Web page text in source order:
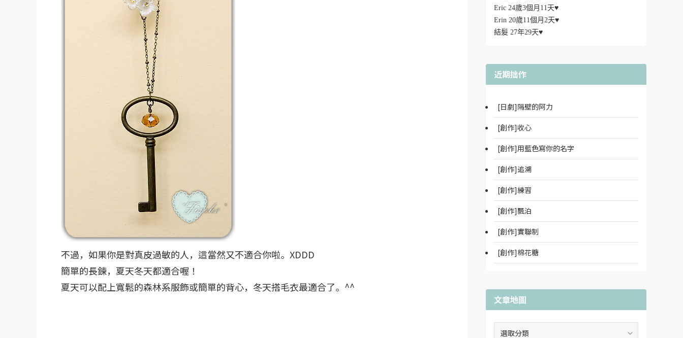
不過，如果你是對真皮過敏的人，這當然又不適合你啦。XDDD
簡單的長鍊，夏天冬天都適合喔！
夏天可以配上寬鬆的森林系服飾或簡單的背心，冬天搭毛衣最適合了。^^
Eric 24歲3個月11天♥
Erin 20歲11個月2天♥
結髮 27年29天♥
近期拙作
[日劇]隔壁的阿力
[創作]收心
[創作]用藍色寫你的名字
[創作]追溯
[創作]練習
[創作]飄泊
[創作]實聯制
[創作]棉花糖
文章地圖